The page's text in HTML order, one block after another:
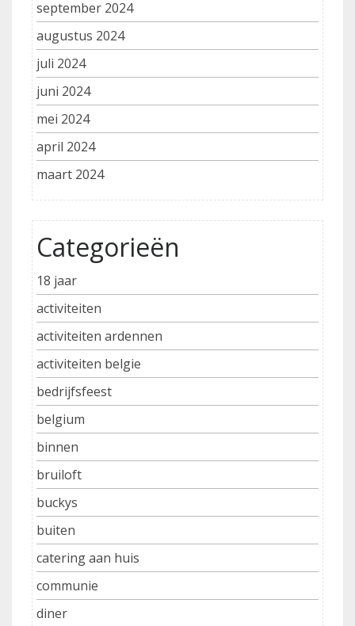
september 2024
augustus 2024
juli 2024
juni 2024
mei 2024
april 2024
maart 2024
Categorieën
18 jaar
activiteiten
activiteiten ardennen
activiteiten belgie
bedrijfsfeest
belgium
binnen
bruiloft
buckys
buiten
catering aan huis
communie
diner